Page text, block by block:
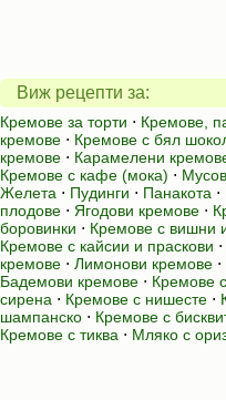
Виж рецепти за:
Кремове за торти ⋅ Кремове,
кремове ⋅ Кремове с бял
кремове ⋅ Карамелени
Кремове с кафе (мока) ⋅
Желета ⋅ Пудинги ⋅ Панакота ⋅
плодове ⋅ Ягодови кремове ⋅
боровинки ⋅ Кремове с вишни
Кремове с кайсии и праскови ⋅
кремове ⋅ Лимонови кремове ⋅
Бадемови кремове ⋅ Кремове
сирена ⋅ Кремове с нишесте ⋅
шампанско ⋅ Кремове с
Кремове с тиква ⋅ Мляко с